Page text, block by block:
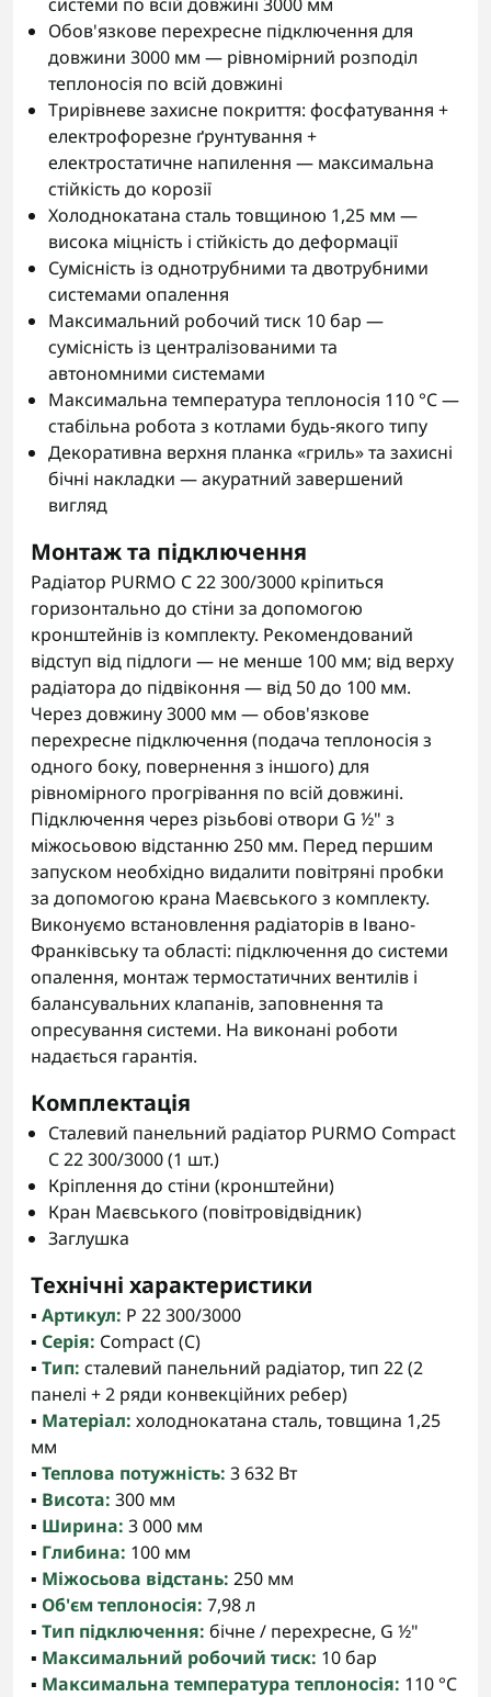
Обов'язкове перехресне підключення для
довжини 3000 мм — рівномірний розподіл
теплоносія по всій довжині
Трирівневе захисне покриття: фосфатування +
електрофорезне ґрунтування +
електростатичне напилення — максимальна
стійкість до корозії
Холоднокатана сталь товщиною 1,25 мм —
висока міцність і стійкість до деформації
Сумісність із однотрубними та двотрубними
системами опалення
Максимальний робочий тиск 10 бар —
сумісність із централізованими та
автономними системами
Максимальна температура теплоносія 110 °C —
стабільна робота з котлами будь-якого типу
Декоративна верхня планка «гриль» та захисні
бічні накладки — акуратний завершений
вигляд
Монтаж та підключення
Радіатор PURMO C 22 300/3000 кріпиться
горизонтально до стіни за допомогою
кронштейнів із комплекту. Рекомендований
відступ від підлоги — не менше 100 мм; від верху
радіатора до підвіконня — від 50 до 100 мм.
Через довжину 3000 мм — обов'язкове
перехресне підключення (подача теплоносія з
одного боку, повернення з іншого) для
рівномірного прогрівання по всій довжині.
Підключення через різьбові отвори G ½" з
міжосьовою відстанню 250 мм. Перед першим
запуском необхідно видалити повітряні пробки
за допомогою крана Маєвського з комплекту.
Виконуємо встановлення радіаторів в Івано-
Франківську та області: підключення до системи
опалення, монтаж термостатичних вентилів і
балансувальних клапанів, заповнення та
опресування системи. На виконані роботи
надається гарантія.
Комплектація
Сталевий панельний радіатор PURMO Compact
C 22 300/3000 (1 шт.)
Кріплення до стіни (кронштейни)
Кран Маєвського (повітровідвідник)
Заглушка
Технічні характеристики
▪️ Артикул: P 22 300/3000
▪️ Серія: Compact (C)
▪️ Тип: сталевий панельний радіатор, тип 22 (2
панелі + 2 ряди конвекційних ребер)
▪️ Матеріал: холоднокатана сталь, товщина 1,25
мм
▪️ Теплова потужність: 3 632 Вт
▪️ Висота: 300 мм
▪️ Ширина: 3 000 мм
▪️ Глибина: 100 мм
▪️ Міжосьова відстань: 250 мм
▪️ Об'єм теплоносія: 7,98 л
▪️ Тип підключення: бічне / перехресне, G ½"
▪️ Максимальний робочий тиск: 10 бар
▪️ Максимальна температура теплоносія: 110 °C